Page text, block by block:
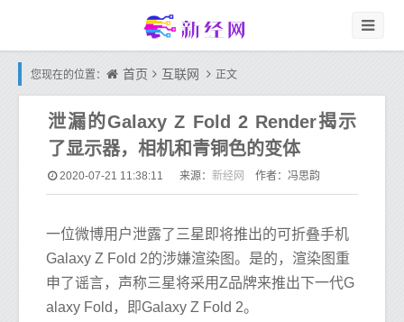
您现在的位置： 首页 互联网 正文
泄漏的Galaxy Z Fold 2 Render揭示
了显示器，相机和青铜色的变体
2020-07-21 11:38:11 来源： 新经网 作者：冯思韵
一位微博用户泄露了三星即将推出的可折叠手机
Galaxy Z Fold 2的涉嫌渲染图。是的，渲染图重
申了谣言，声称三星将采用Z品牌来推出下一代G
alaxy Fold，即Galaxy Z Fold 2。